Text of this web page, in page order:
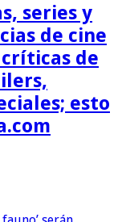
series y
de cine
de
esto